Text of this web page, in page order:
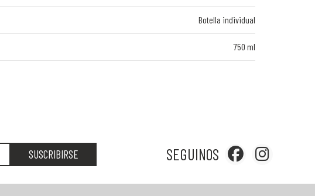
Botella individual
750 ml
SUSCRIBIRSE SEGUINOS